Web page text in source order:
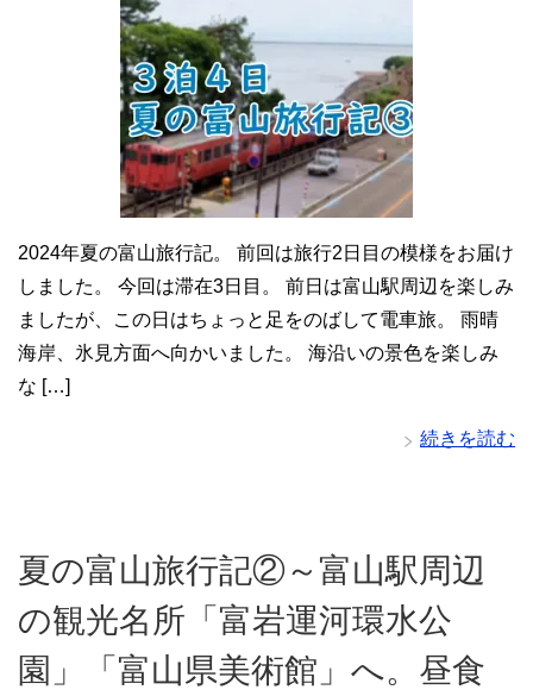
2024年夏の富山旅行記。 前回は旅行2日目の模様をお届け
しました。 今回は滞在3日目。 前日は富山駅周辺を楽しみ
ましたが、この日はちょっと足をのばして電車旅。 雨晴
海岸、氷見方面へ向かいました。 海沿いの景色を楽しみ
な […]
続きを読む
夏の富山旅行記②～富山駅周辺
の観光名所「富岩運河環水公
園」「富山県美術館」へ。昼食